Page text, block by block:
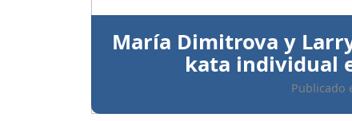
María Dimitrova y
kata individual
Publicado